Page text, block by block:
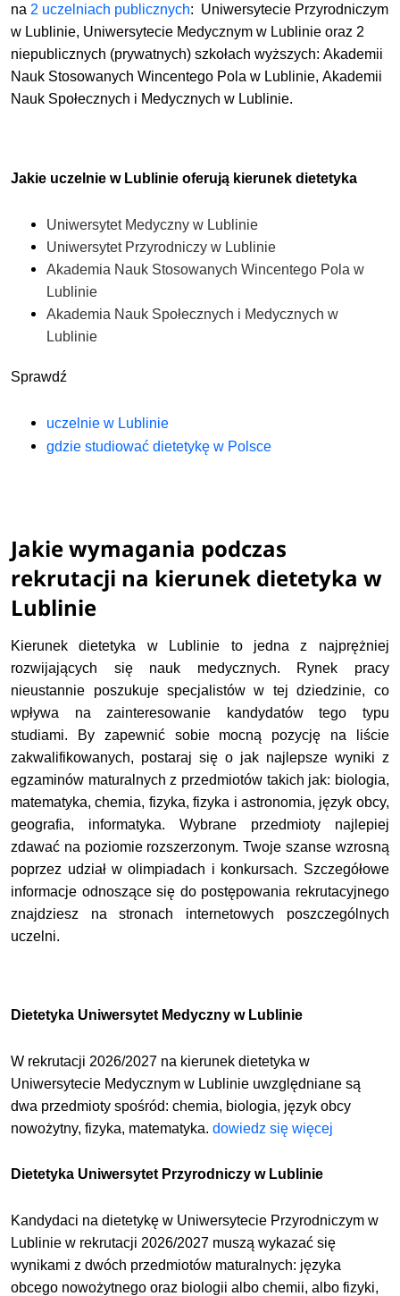
na 2 uczelniach publicznych: Uniwersytecie Przyrodniczym
w Lublinie, Uniwersytecie Medycznym w Lublinieoraz 2
niepublicznych (prywatnych) szkołach wyższych:Akademii
Nauk Stosowanych Wincentego Pola w Lublinie,Akademii
Nauk Społecznych i Medycznych w Lublinie.
Jakie uczelnie w Lublinie oferują kierunek dietetyka
Uniwersytet Medyczny w Lublinie
Uniwersytet Przyrodniczy w Lublinie
Akademia Nauk Stosowanych Wincentego Pola w
Lublinie
Akademia Nauk Społecznych i Medycznych w
Lublinie
Sprawdź
uczelnie w Lublinie
gdzie studiować dietetykę w Polsce
Jakie wymagania podczas
rekrutacji na kierunek dietetyka w
Lublinie
Kierunek dietetyka w Lublinie to jedna z najprężniej
rozwijających się nauk medycznych. Rynek pracy
nieustannie poszukuje specjalistów w tej dziedzinie, co
wpływa na zainteresowanie kandydatów tego typu
studiami. By zapewnić sobie mocną pozycję na liście
zakwalifikowanych, postaraj się o jak najlepsze wyniki z
egzaminów maturalnych z przedmiotów takich jak: biologia,
matematyka, chemia, fizyka, fizyka i astronomia, język obcy,
geografia, informatyka. Wybrane przedmioty najlepiej
zdawać na poziomie rozszerzonym. Twoje szanse wzrosną
poprzez udział w olimpiadach i konkursach. Szczegółowe
informacje odnoszące się do postępowania rekrutacyjnego
znajdziesz na stronach internetowych poszczególnych
uczelni.
Dietetyka Uniwersytet Medyczny w Lublinie
W rekrutacji 2026/2027 na kierunek dietetyka w
Uniwersytecie Medycznym w Lublinie uwzględniane są
dwa przedmioty spośród:chemia, biologia, język obcy
nowożytny, fizyka, matematyka.dowiedz się więcej
Dietetyka Uniwersytet Przyrodniczy w Lublinie
Kandydaci na dietetykę w Uniwersytecie Przyrodniczym w
Lublinie w rekrutacji 2026/2027 muszą wykazać się
wynikami z dwóch przedmiotów maturalnych: języka
obcego nowożytnego oraz biologii albo chemii, albo fizyki,